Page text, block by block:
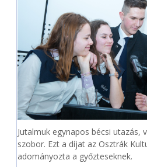
Jutalmuk egynapos bécsi utazás,
szobor. Ezt a díjat az Osztrák
adományozta a győzteseknek.